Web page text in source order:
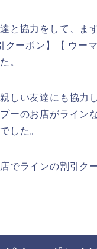
と協力をして、ま
ーポン】【 ウー
。
しい友達にも協力
ーのお店がライン
した。
でラインの割引ク